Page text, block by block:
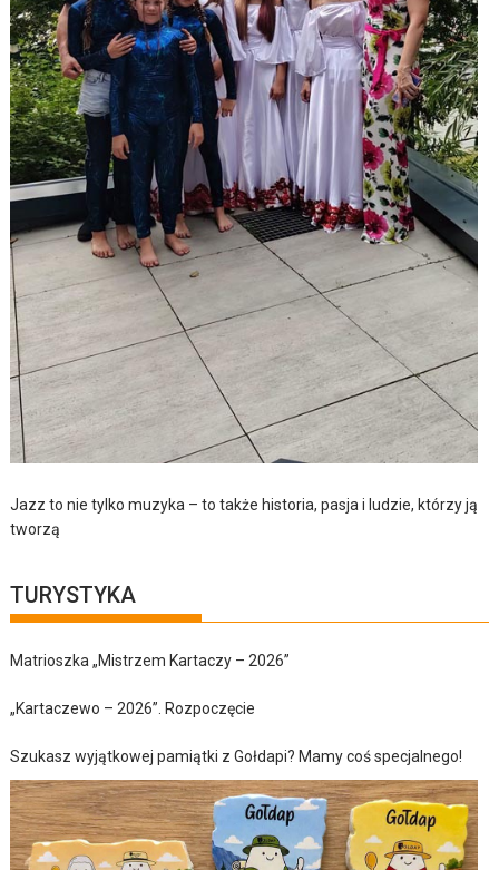
Jazz to nie tylko muzyka – to także historia, pasja i ludzie, którzy ją
tworzą
TURYSTYKA
Matrioszka „Mistrzem Kartaczy – 2026”
„Kartaczewo – 2026”. Rozpoczęcie
Szukasz wyjątkowej pamiątki z Gołdapi? Mamy coś specjalnego!